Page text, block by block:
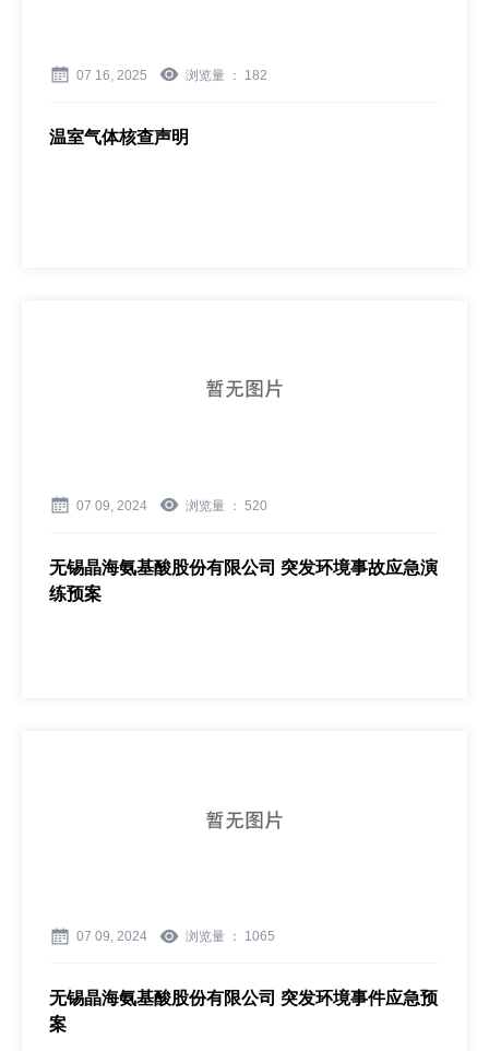
07 16, 2025 浏览量 ： 182
温室气体核查声明
07 09, 2024 浏览量 ： 520
无锡晶海氨基酸股份有限公司 突发环境事故应急演
练预案
07 09, 2024 浏览量 ： 1065
无锡晶海氨基酸股份有限公司 突发环境事件应急预
案